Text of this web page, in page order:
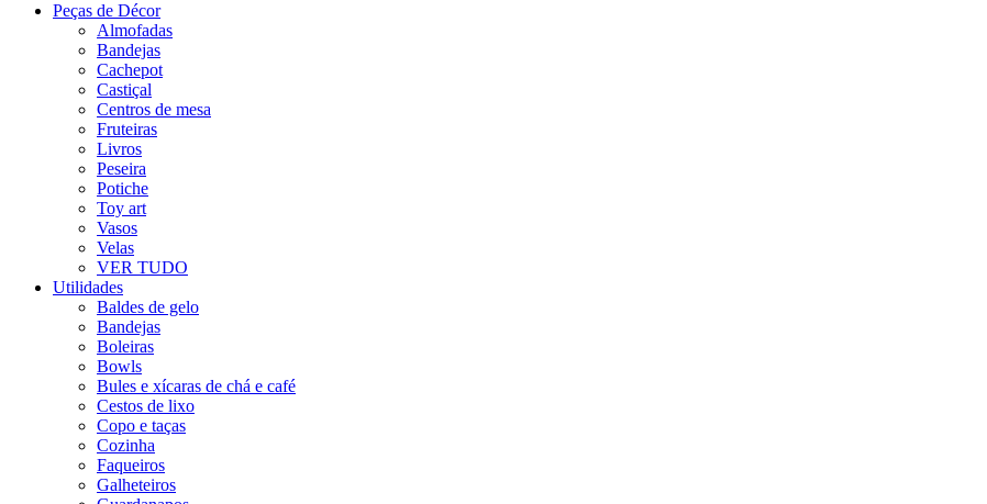
Peças de Décor
Almofadas
Bandejas
Cachepot
Castiçal
Centros de mesa
Fruteiras
Livros
Peseira
Potiche
Toy art
Vasos
Velas
VER TUDO
Utilidades
Baldes de gelo
Bandejas
Boleiras
Bowls
Bules e xícaras de chá e café
Cestos de lixo
Copo e taças
Cozinha
Faqueiros
Galheteiros